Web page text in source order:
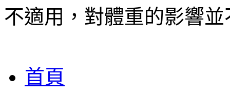
不適用，對體重的影響
至
首頁